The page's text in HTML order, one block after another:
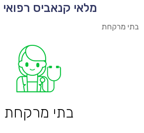
מלאי קנאביס
בתי מרקחת
בתי מרקחת